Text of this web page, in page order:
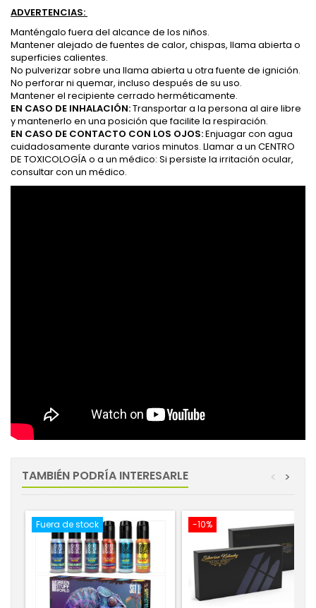
ADVERTENCIAS:
Manténgalo fuera del alcance de los niños.
Mantener alejado de fuentes de calor, chispas, llama abierta o
superficies calientes.
No pulverizar sobre una llama abierta u otra fuente de ignición.
No perforar ni quemar, incluso después de su uso.
Mantener el recipiente cerrado herméticamente.
EN CASO DE INHALACIÓN:Transportar a la persona al aire libre
y mantenerlo en una posición que facilite la respiración.
EN CASO DE CONTACTO CON LOS OJOS:Enjuagar con agua
cuidadosamente durante varios minutos. Llamar a un CENTRO
DE TOXICOLOGÍA o a un médico: Si persiste la irritación ocular,
consultar con un médico.
TAMBIÉN PODRÍA INTERESARLE >
<
Fuera de stock -10%